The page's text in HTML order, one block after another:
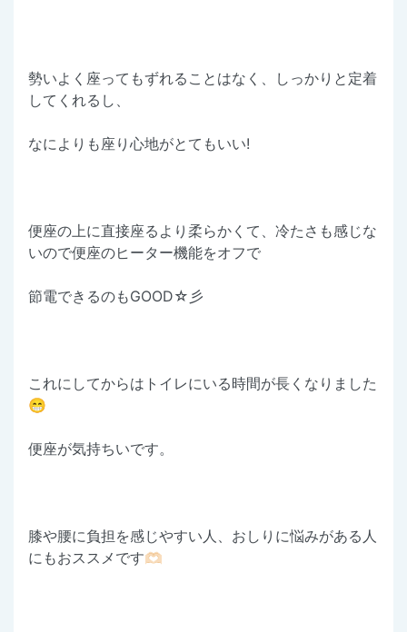
勢いよく座ってもずれることはなく、しっかりと定着
してくれるし、
なによりも座り心地がとてもいい!
便座の上に直接座るより柔らかくて、冷たさも感じな
いので便座のヒーター機能をオフで
節電できるのもGOOD☆彡
これにしてからはトイレにいる時間が長くなりました
😁
便座が気持ちいです。
膝や腰に負担を感じやすい人、おしりに悩みがある人
にもおススメです🫶🏻